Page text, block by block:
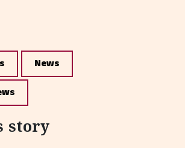
News
story